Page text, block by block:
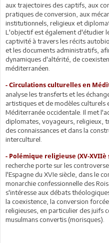
aux trajectoires des captifs, aux
pratiques de conversion, aux
institutionnels, religieux et
L'objectif est également d'étudier
captivité à travers les récits
et les documents administratifs,
dynamiques d'altérité, de
méditerranéen.
- Circulations culturelles en
analyse les transferts et les
artistiques et de modèles culturels
Méditerranée occidentale. Il met
diplomates, voyageurs, religieux,
des connaissances et dans la
interculturel.
- Polémique religieuse (XV-XVIIè
recherche porte sur les
l'Espagne du XVIe siècle, dans le
monarchie confessionnelle des
s'intéresse aux débats
la coexistence, la conversion
religieuses, en particulier des juifs
musulmans convertis (morisques).